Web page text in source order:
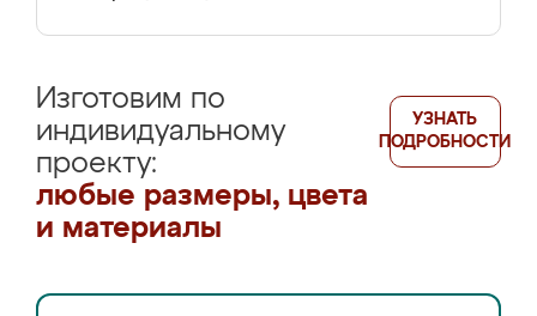
Изготовим по
индивидуальному
проекту:
любые размеры, цвета
и материалы
УЗНАТЬ
ПОДРОБНОСТИ